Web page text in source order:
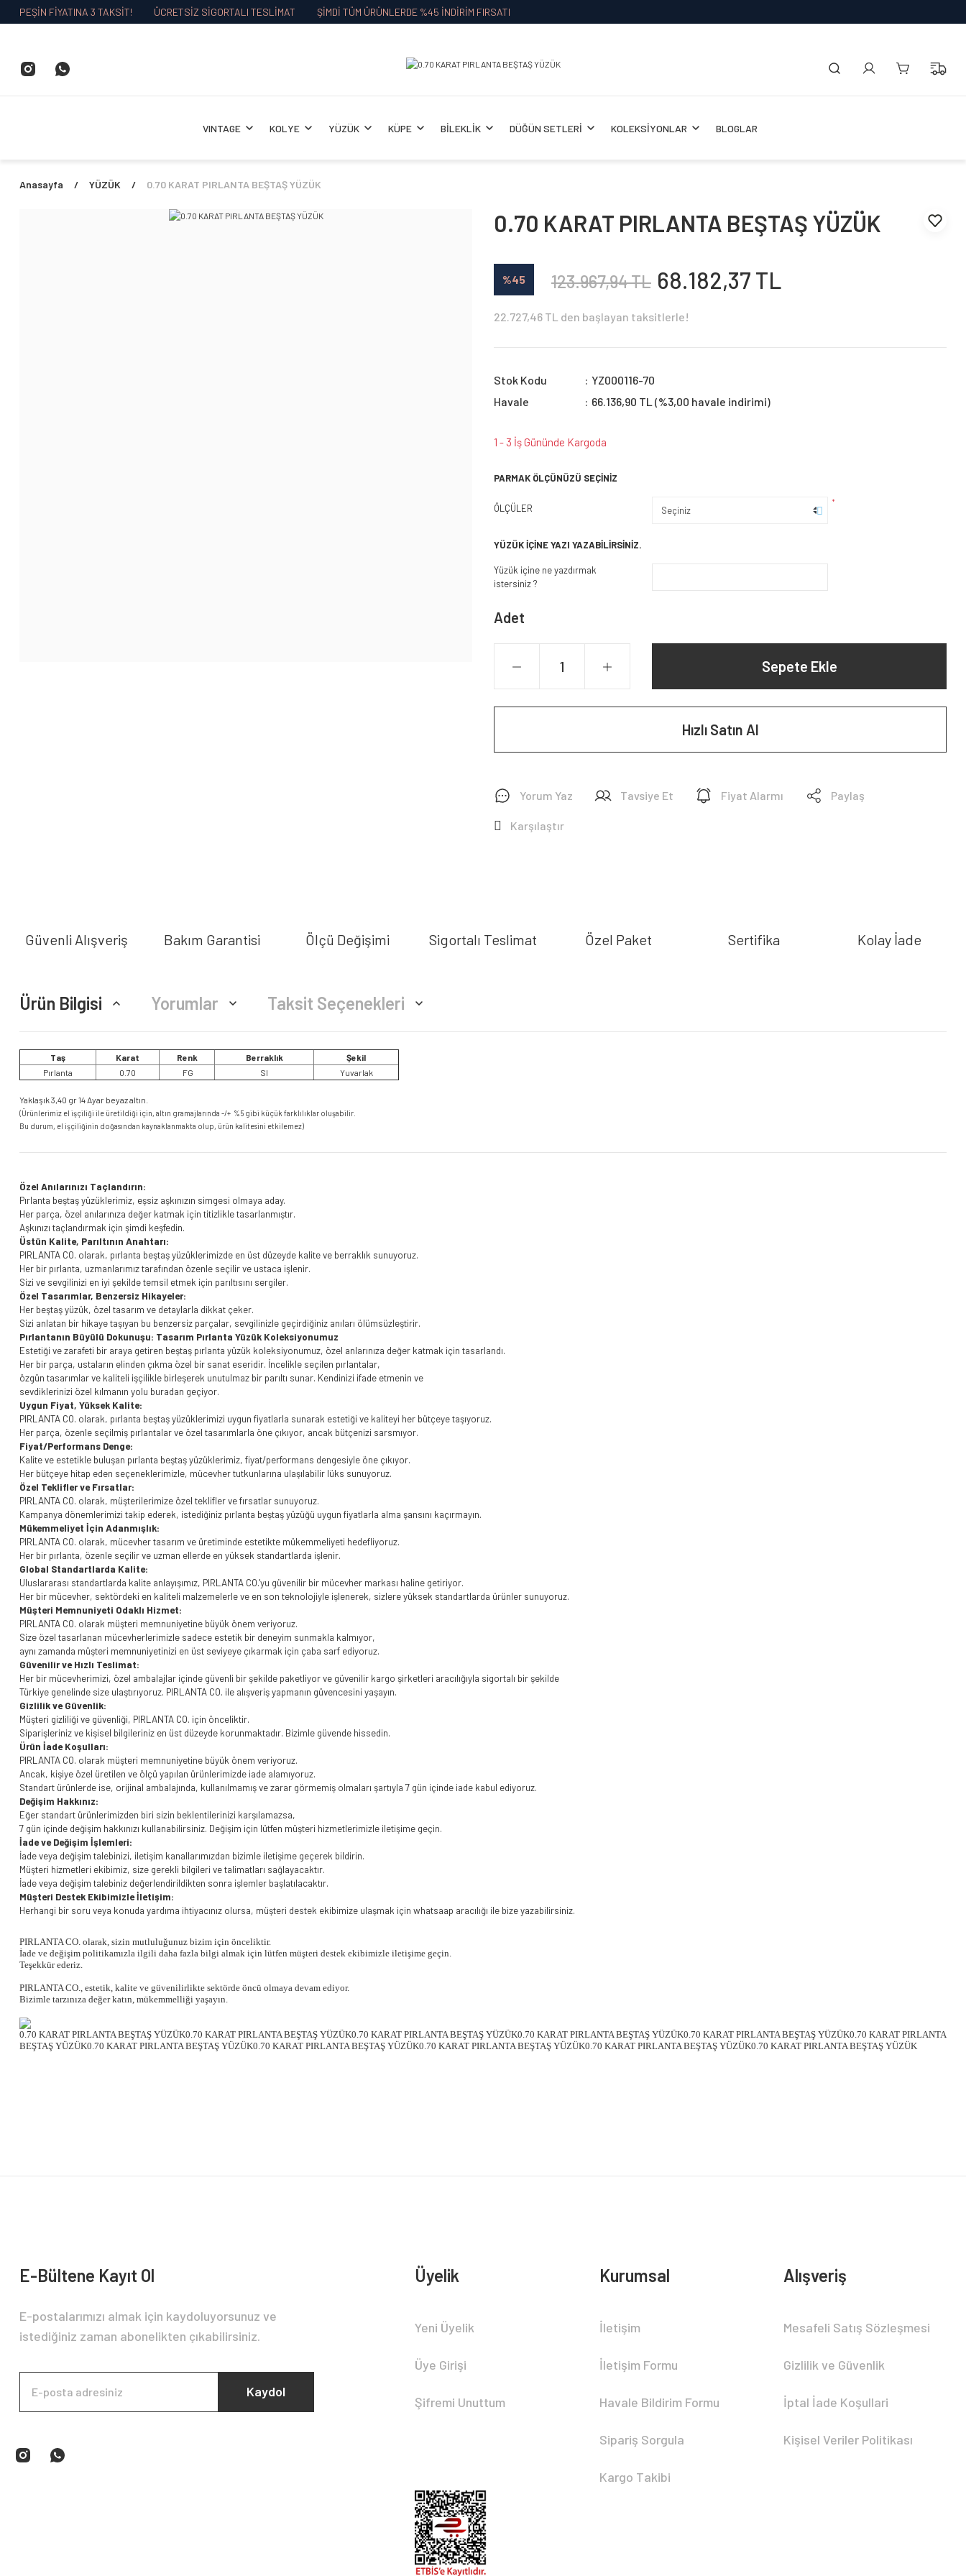
PEŞİN FİYATINA 3 TAKSİT! ÜCRETSİZ SİGORTALI TESLİMAT ŞİMDİ TÜM ÜRÜNLERDE %45 İNDİRİM FIRSATI
VINTAGE KOLYE YÜZÜK KÜPE BİLEKLİK DÜĞÜN SETLERİ KOLEKSİYONLAR BLOGLAR
Anasayfa YÜZÜK 0.70 KARAT PIRLANTA BEŞTAŞ YÜZÜK
0.70 KARAT PIRLANTA BEŞTAŞ YÜZÜK
%45 123.967,94 TL 68.182,37 TL
22.727,46 TL den başlayan taksitlerle!
Stok Kodu
YZ000116-70
Havale
66.136,90 TL (%3,00 havale indirimi)
1 - 3 İş Gününde Kargoda
PARMAK ÖLÇÜNÜZÜ SEÇİNİZ
ÖLÇÜLER
*
YÜZÜK İÇİNE YAZI YAZABİLİRSİNİZ.
Yüzük içine ne yazdırmak
istersiniz ?
Adet
Sepete Ekle
Hızlı Satın Al
Yorum Yaz Tavsiye Et Fiyat Alarmı Paylaş
Karşılaştır
Güvenli Alışveriş Bakım Garantisi Ölçü Değişimi Sigortalı Teslimat Özel Paket Sertifika Kolay İade
Ürün Bilgisi Yorumlar Taksit Seçenekleri
Taş Karat Renk Berraklık
Şekil
Pırlanta
0.70 FG SI Yuvarlak
Yaklaşık 3,40 gr 14 Ayar beyaz altın.
(Ürünlerimiz el işçiliği ile üretildiği için, altın gramajlarında -/+ %5 gibi küçük farklılıklar oluşabilir.
Bu durum, el işçiliğinin doğasından kaynaklanmakta olup, ürün kalitesini etkilemez)
Özel Anılarınızı Taçlandırın:
Pırlanta beştaş yüzüklerimiz, eşsiz aşkınızın simgesi olmaya aday.
Her parça, özel anılarınıza değer katmak için titizlikle tasarlanmıştır.
Aşkınızı taçlandırmak için şimdi keşfedin.
Üstün Kalite, Parıltının Anahtarı:
PIRLANTA CO. olarak, pırlanta beştaş yüzüklerimizde en üst düzeyde kalite ve berraklık sunuyoruz.
Her bir pırlanta, uzmanlarımız tarafından özenle seçilir ve ustaca işlenir.
Sizi ve sevgilinizi en iyi şekilde temsil etmek için parıltısını sergiler.
Özel Tasarımlar, Benzersiz Hikayeler:
Her beştaş yüzük, özel tasarım ve detaylarla dikkat çeker.
Sizi anlatan bir hikaye taşıyan bu benzersiz parçalar, sevgilinizle geçirdiğiniz anıları ölümsüzleştirir.
Pırlantanın Büyülü Dokunuşu: Tasarım Pırlanta Yüzük Koleksiyonumuz
Estetiği ve zarafeti bir araya getiren beştaş pırlanta yüzük koleksiyonumuz, özel anlarınıza değer katmak için tasarlandı.
Her bir parça, ustaların elinden çıkma özel bir sanat eseridir. İncelikle seçilen pırlantalar,
özgün tasarımlar ve kaliteli işçilikle birleşerek unutulmaz bir parıltı sunar. Kendinizi ifade etmenin ve
sevdiklerinizi özel kılmanın yolu buradan geçiyor.
Uygun Fiyat, Yüksek Kalite:
PIRLANTA CO. olarak, pırlanta beştaş yüzüklerimizi uygun fiyatlarla sunarak estetiği ve kaliteyi her bütçeye taşıyoruz.
Her parça, özenle seçilmiş pırlantalar ve özel tasarımlarla öne çıkıyor, ancak bütçenizi sarsmıyor.
Fiyat/Performans Denge:
Kalite ve estetikle buluşan pırlanta beştaş yüzüklerimiz, fiyat/performans dengesiyle öne çıkıyor.
Her bütçeye hitap eden seçeneklerimizle, mücevher tutkunlarına ulaşılabilir lüks sunuyoruz.
Özel Teklifler ve Fırsatlar:
PIRLANTA CO. olarak, müşterilerimize özel teklifler ve fırsatlar sunuyoruz.
Kampanya dönemlerimizi takip ederek, istediğiniz pırlanta beştaş yüzüğü uygun fiyatlarla alma şansını kaçırmayın.
Mükemmeliyet İçin Adanmışlık:
PIRLANTA CO. olarak, mücevher tasarım ve üretiminde estetikte mükemmeliyeti hedefliyoruz.
Her bir pırlanta, özenle seçilir ve uzman ellerde en yüksek standartlarda işlenir.
Global Standartlarda Kalite:
Uluslararası standartlarda kalite anlayışımız, PIRLANTA CO.'yu güvenilir bir mücevher markası haline getiriyor.
Her bir mücevher, sektördeki en kaliteli malzemelerle ve en son teknolojiyle işlenerek, sizlere yüksek standartlarda ürünler sunuyoruz.
Müşteri Memnuniyeti Odaklı Hizmet:
PIRLANTA CO. olarak müşteri memnuniyetine büyük önem veriyoruz.
Size özel tasarlanan mücevherlerimizle sadece estetik bir deneyim sunmakla kalmıyor,
aynı zamanda müşteri memnuniyetinizi en üst seviyeye çıkarmak için çaba sarf ediyoruz.
Güvenilir ve Hızlı Teslimat:
Her bir mücevherimizi, özel ambalajlar içinde güvenli bir şekilde paketliyor ve güvenilir kargo şirketleri aracılığıyla sigortalı bir şekilde
Türkiye genelinde size ulaştırıyoruz. PIRLANTA CO. ile alışveriş yapmanın güvencesini yaşayın.
Gizlilik ve Güvenlik:
Müşteri gizliliği ve güvenliği, PIRLANTA CO. için önceliktir.
Siparişleriniz ve kişisel bilgileriniz en üst düzeyde korunmaktadır. Bizimle güvende hissedin.
Ürün İade Koşulları:
PIRLANTA CO. olarak müşteri memnuniyetine büyük önem veriyoruz.
Ancak, kişiye özel üretilen ve ölçü yapılan ürünlerimizde iade alamıyoruz.
Standart ürünlerde ise, orijinal ambalajında, kullanılmamış ve zarar görmemiş olmaları şartıyla 7 gün içinde iade kabul ediyoruz.
Değişim Hakkınız:
Eğer standart ürünlerimizden biri sizin beklentilerinizi karşılamazsa,
7 gün içinde değişim hakkınızı kullanabilirsiniz. Değişim için lütfen müşteri hizmetlerimizle iletişime geçin.
İade ve Değişim İşlemleri:
İade veya değişim talebinizi, iletişim kanallarımızdan bizimle iletişime geçerek bildirin.
Müşteri hizmetleri ekibimiz, size gerekli bilgileri ve talimatları sağlayacaktır.
İade veya değişim talebiniz değerlendirildikten sonra işlemler başlatılacaktır.
Müşteri Destek Ekibimizle İletişim:
Herhangi bir soru veya konuda yardıma ihtiyacınız olursa, müşteri destek ekibimize ulaşmak için whatsaap aracılığı ile bize yazabilirsiniz.
PIRLANTA CO. olarak, sizin mutluluğunuz bizim için önceliktir.
İade ve değişim politikamızla ilgili daha fazla bilgi almak için lütfen müşteri destek ekibimizle iletişime geçin.
Teşekkür ederiz.
PIRLANTA CO., estetik, kalite ve güvenilirlikte sektörde öncü olmaya devam ediyor.
Bizimle tarzınıza değer katın, mükemmelliği yaşayın.
0.70 KARAT PIRLANTA BEŞTAŞ YÜZÜK0.70 KARAT PIRLANTA BEŞTAŞ YÜZÜK0.70 KARAT PIRLANTA BEŞTAŞ YÜZÜK0.70 KARAT PIRLANTA BEŞTAŞ YÜZÜK0.70 KARAT PIRLANTA BEŞTAŞ YÜZÜK0.70 KARAT PIRLANTA
BEŞTAŞ YÜZÜK0.70 KARAT PIRLANTA BEŞTAŞ YÜZÜK0.70 KARAT PIRLANTA BEŞTAŞ YÜZÜK0.70 KARAT PIRLANTA BEŞTAŞ YÜZÜK0.70 KARAT PIRLANTA BEŞTAŞ YÜZÜK0.70 KARAT PIRLANTA BEŞTAŞ YÜZÜK
E-Bültene Kayıt Ol
E-postalarımızı almak için kaydoluyorsunuz ve
istediğiniz zaman abonelikten çıkabilirsiniz.
Kaydol
Üyelik
Yeni Üyelik
Üye Girişi
Şifremi Unuttum
Kurumsal
İletişim
İletişim Formu
Havale Bildirim Formu
Sipariş Sorgula
Kargo Takibi
Alışveriş
Mesafeli Satış Sözleşmesi
Gizlilik ve Güvenlik
İptal İade Koşullari
Kişisel Veriler Politikası